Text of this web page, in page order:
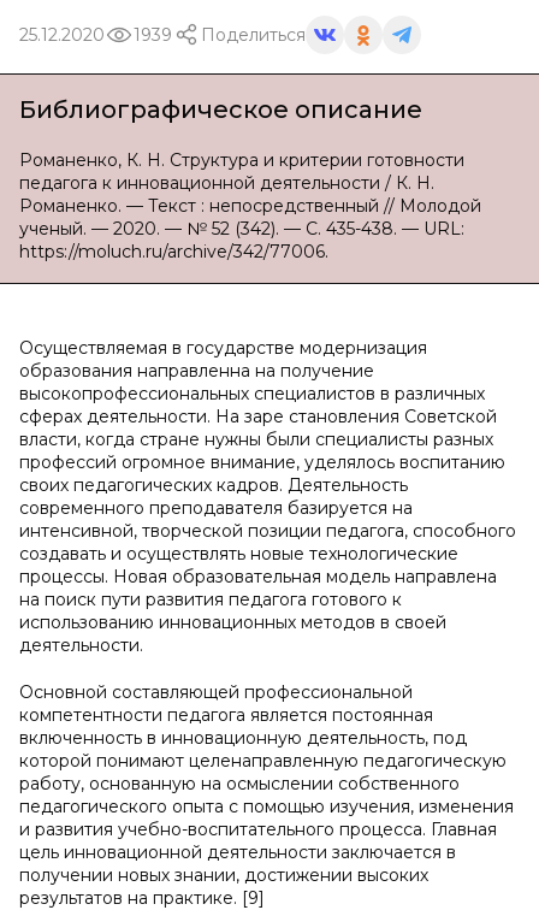
25.12.2020 1939 Поделиться
Библиографическое описание
Романенко, К. Н. Структура и критерии готовности
педагога к инновационной деятельности / К. Н.
Романенко. — Текст : непосредственный // Молодой
ученый. — 2020. — № 52 (342). — С. 435-438. — URL:
https://moluch.ru/archive/342/77006.
Осуществляемая в государстве модернизация
образования направленна на получение
высокопрофессиональных специалистов в различных
сферах деятельности. На заре становления Советской
власти, когда стране нужны были специалисты разных
профессий огромное внимание, уделялось воспитанию
своих педагогических кадров. Деятельность
современного преподавателя базируется на
интенсивной, творческой позиции педагога, способного
создавать и осуществлять новые технологические
процессы. Новая образовательная модель направлена
на поиск пути развития педагога готового к
использованию инновационных методов в своей
деятельности.
Основной составляющей профессиональной
компетентности педагога является постоянная
включенность в инновационную деятельность, под
которой понимают целенаправленную педагогическую
работу, основанную на осмыслении собственного
педагогического опыта с помощью изучения, изменения
и развития учебно-воспитательного процесса. Главная
цель инновационной деятельности заключается в
получении новых знании, достижении высоких
результатов на практике. [9]